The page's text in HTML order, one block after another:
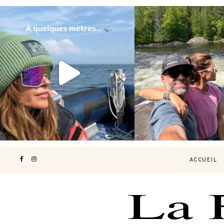
Voir une baleine en photo, c’est
impressionnant 🐋...
190
Les Laurentides, le
nature.
...
308
ACCUEIL